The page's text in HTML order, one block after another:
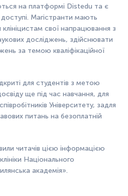
на платформі Distedu та є
доступі. Магістранти мають
свої напрацювання з
досліджень, здійснювати
за темою кваліфікаційної
для студентів з метою
ще під час навчання, для
Університету, задля
питань на безоплатній
читачів цією інформацією
Національного
академія».